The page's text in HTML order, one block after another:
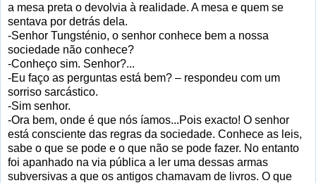
a mesa preta o devolvia à realidade. A mesa e quem se
sentava por detrás dela.
-Senhor Tungsténio, o senhor conhece bem a nossa
sociedade não conhece?
-Conheço sim. Senhor?...
-Eu faço as perguntas está bem? – respondeu com um
sorriso sarcástico.
-Sim senhor.
-Ora bem, onde é que nós íamos...Pois exacto! O senhor
está consciente das regras da sociedade. Conhece as leis,
sabe o que se pode e o que não se pode fazer. No entanto
foi apanhado na via pública a ler uma dessas armas
subversivas a que os antigos chamavam de livros. O que